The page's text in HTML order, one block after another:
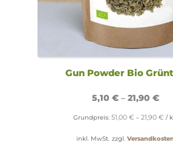
Gun Powder Bio
5,10 €– 21,90 €
Grundpreis: 51,00 € – 21,90 € /
inkl. MwSt. zzgl.